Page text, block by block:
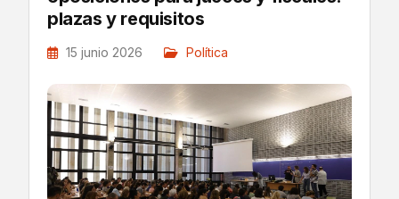
plazas y requisitos
15 junio 2026 Política